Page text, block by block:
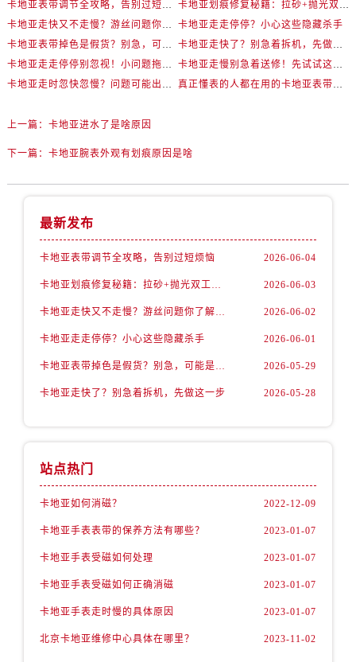
卡地亚表带调节全攻略，告别过短烦恼
卡地亚划痕修复秘籍：拉砂+抛光双工艺还原如新
卡地亚走快又不走慢？游丝问题你了解多少？
卡地亚走走停停？小心这些隐藏杀手
卡地亚表带掉色是假货？别急，可能是这些日常习惯惹的祸
卡地亚走快了？别急着拆机，先做这一步
卡地亚走走停停别忽视！小问题拖成大修很烧钱
卡地亚走慢别急着送修！先试试这些方法
卡地亚走时忽快忽慢？问题可能出在你睡觉时！
真正懂表的人都在用的卡地亚表带调节技巧
上一篇： 卡地亚进水了是啥原因
下一篇： 卡地亚腕表外观有划痕原因是啥
最新发布
卡地亚表带调节全攻略，告别过短烦恼 2026-06-04
卡地亚划痕修复秘籍：拉砂+抛光双工艺还原如新 2026-06-03
卡地亚走快又不走慢？游丝问题你了解多少？ 2026-06-02
卡地亚走走停停？小心这些隐藏杀手 2026-06-01
卡地亚表带掉色是假货？别急，可能是这些日常习惯惹的祸 2026-05-29
卡地亚走快了？别急着拆机，先做这一步 2026-05-28
站点热门
卡地亚如何消磁？ 2022-12-09
卡地亚手表表带的保养方法有哪些？ 2023-01-07
卡地亚手表受磁如何处理 2023-01-07
卡地亚手表受磁如何正确消磁 2023-01-07
卡地亚手表走时慢的具体原因 2023-01-07
北京卡地亚维修中心具体在哪里？ 2023-11-02